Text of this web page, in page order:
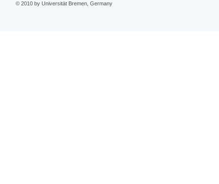
© 2010 by Universität Bremen, Germany